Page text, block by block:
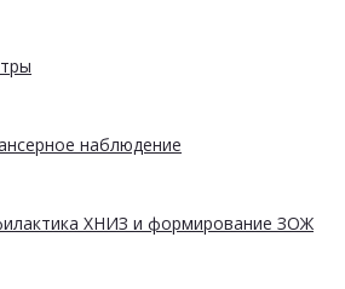
наблюдение
ХНИЗ и формирование ЗОЖ